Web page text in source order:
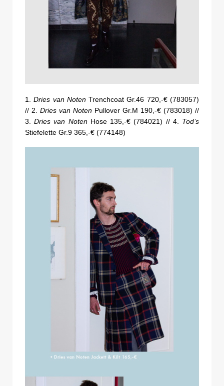
1.Dries van NotenTrenchcoat Gr.46 720,-€ (783057)
// 2. Dries van Noten Pullover Gr.M 190,-€ (783018) //
3.Dries van NotenHose 135,-€ (784021) // 4. Tod’s
Stiefelette Gr.9 365,-€ (774148)